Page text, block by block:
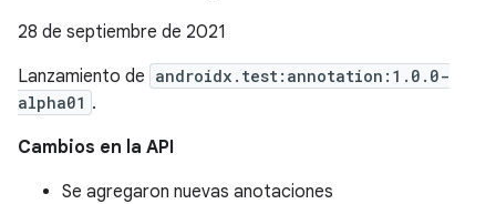
28 de septiembre de 2021
Lanzamiento de androidx.test:annotation:1.0.0-
alpha01 .
Cambios en la API
Se agregaron nuevas anotaciones